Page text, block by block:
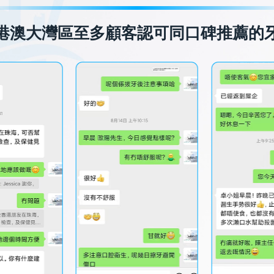
澳大灣區至多顧客認可同口碑推薦的